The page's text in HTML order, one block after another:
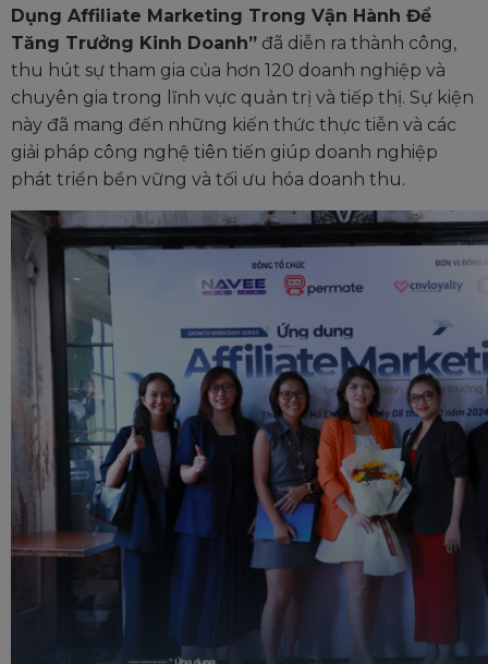
Dụng Affiliate Marketing Trong Vận Hành Để
Tăng Trưởng Kinh Doanh” đã diễn ra thành công,
thu hút sự tham gia của hơn 120 doanh nghiệp và
chuyên gia trong lĩnh vực quản trị và tiếp thị. Sự kiện
này đã mang đến những kiến thức thực tiễn và các
giải pháp công nghệ tiên tiến giúp doanh nghiệp
phát triển bền vững và tối ưu hóa doanh thu.